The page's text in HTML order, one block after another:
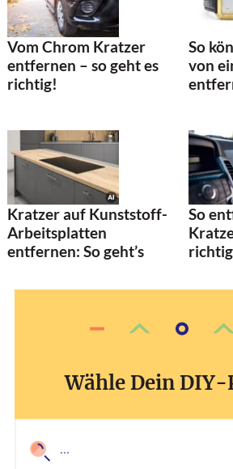
Vom Chrom Kratzer
entfernen – so geht es
richtig!
So
von
Kratzer auf Kunststoff-
Arbeitsplatten
entfernen: So geht’s
So
richtig
Wähle Dein